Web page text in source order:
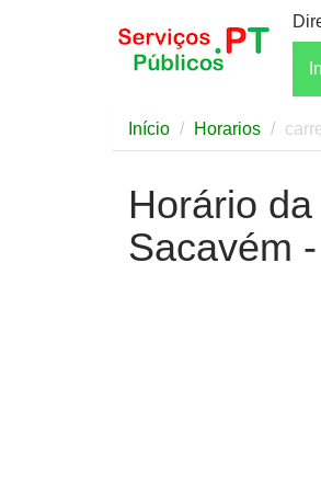
Início Horarios
Horário
Sacavém